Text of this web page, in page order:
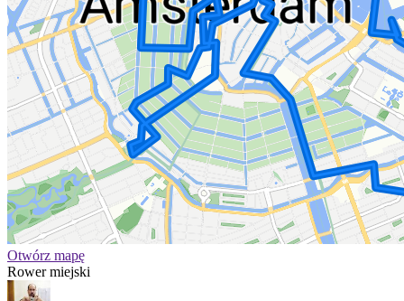
Otwórz mapę
Rower miejski